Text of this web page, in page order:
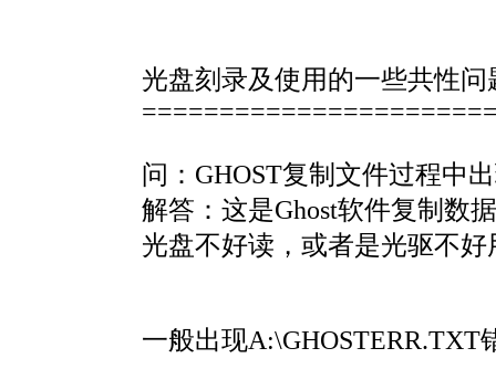
光盘刻录及使用的一些共性问
问：GHOST复制文件过程中
解答：这是Ghost软件复制数
光盘不好读，或者是光驱不
一般出现A:\GHOSTERR.TXT